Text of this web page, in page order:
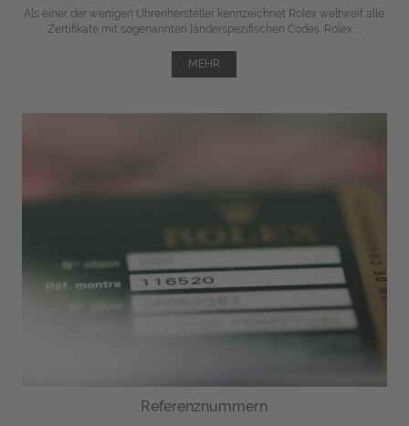
Als einer der wenigen Uhrenhersteller kennzeichnet Rolex weltweit alle
Zertifikate mit sogenannten länderspezifischen Codes. Rolex ...
MEHR
Referenznummern